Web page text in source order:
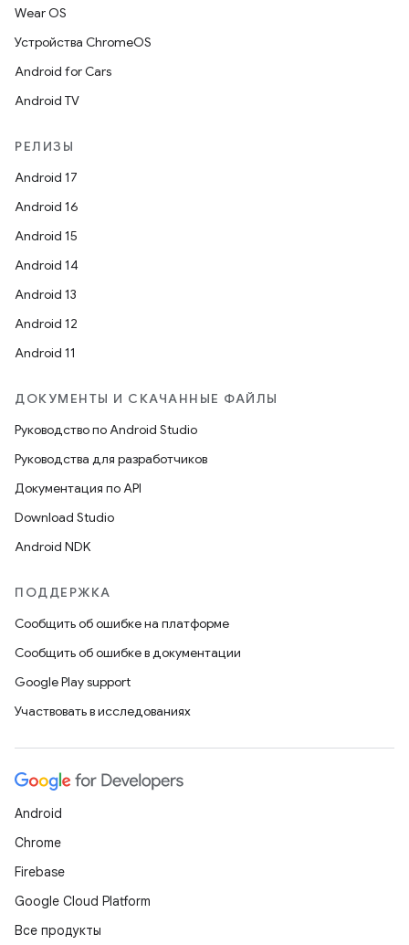
Wear OS
Устройства ChromeOS
Android for Cars
Android TV
РЕЛИЗЫ
Android 17
Android 16
Android 15
Android 14
Android 13
Android 12
Android 11
ДОКУМЕНТЫ И СКАЧАННЫЕ ФАЙЛЫ
Руководство по Android Studio
Руководства для разработчиков
Документация по API
Download Studio
Android NDK
ПОДДЕРЖКА
Сообщить об ошибке на платформе
Сообщить об ошибке в документации
Google Play support
Участвовать в исследованиях
Android
Chrome
Firebase
Google Cloud Platform
Все продукты